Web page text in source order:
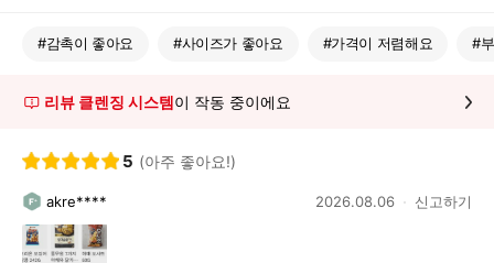
#감촉이 좋아요 #사이즈가 좋아요 #가격이 저렴해요 #
리뷰 클렌징 시스템이 작동 중이에요
5 (아주 좋아요!)
akre**** 2026.08.06 신고하기